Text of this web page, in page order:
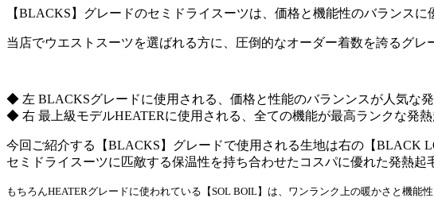
【BLACKS】グレードのセミドライスーツは、価格と機能性のバランスに
当店でウエストスーツを選ばれる方に、圧倒的なオーダー着数を誇るグレ
◆ 左 BLACKSグレードに使用される、価格と性能のバランンスが人気な
◆ 右 最上級モデルHEATERに使用される、全ての機能が最高ランクな発熱
今回ご紹介する【BLACKS】グレードで使用される生地は右の【BLACK
セミドライスーツに匹敵する保温性を持ち合わせたコスパに優れた発熱
もちろんHEATERグレードに使われている【SOL BOIL】は、ワンランク上の暖かさと機能